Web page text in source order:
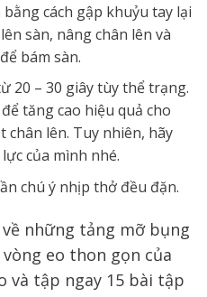
cách gập khuỷu tay lại
sàn, nâng chân lên và
bám sàn.
20 – 30 giây tùy thể trạng.
tăng cao hiệu quả cho
chân lên. Tuy nhiên, hãy
của mình nhé.
chú ý nhịp thở đều đặn.